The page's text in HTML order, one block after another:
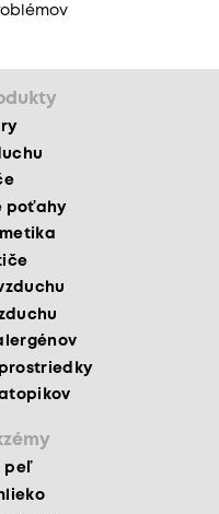
poťahy
peľ